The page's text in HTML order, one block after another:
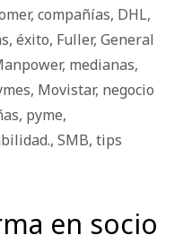
, compañías, DHL,
, éxito, Fuller, General
, medianas,
, Movistar, negocio
, pyme,
, SMB, tips
en socio